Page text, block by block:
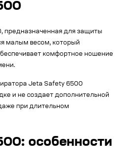
предназначенная для защиты
малым весом, который
комфортное ношение
Jeta Safety 6500
и не создает дополнительной
при длительном
особенности